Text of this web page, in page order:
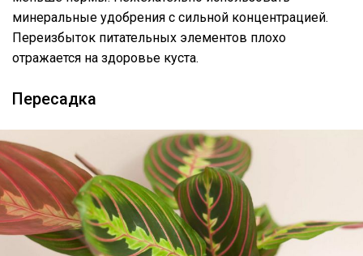
минеральные удобрения с сильной концентрацией.
Переизбыток питательных элементов плохо
отражается на здоровье куста.
Пересадка